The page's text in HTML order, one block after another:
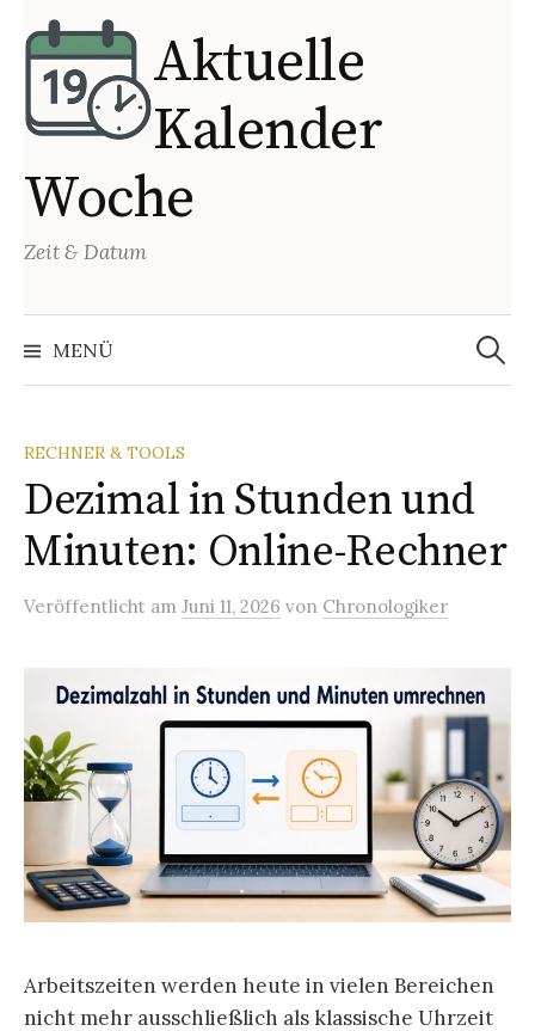
Springe
zum
Inhalt
Aktuelle
Kalender
Woche
Zeit & Datum
MENÜ
Suchen
nach:
RECHNER & TOOLS
Dezimal in Stunden und
Minuten: Online-Rechner
Veröffentlicht am Juni 11, 2026 von Chronologiker
Arbeitszeiten werden heute in vielen Bereichen
nicht mehr ausschließlich als klassische Uhrzeit